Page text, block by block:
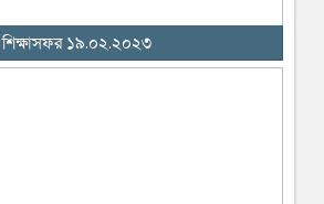
শিক্ষাসফর ১৯.০২.২০২৩